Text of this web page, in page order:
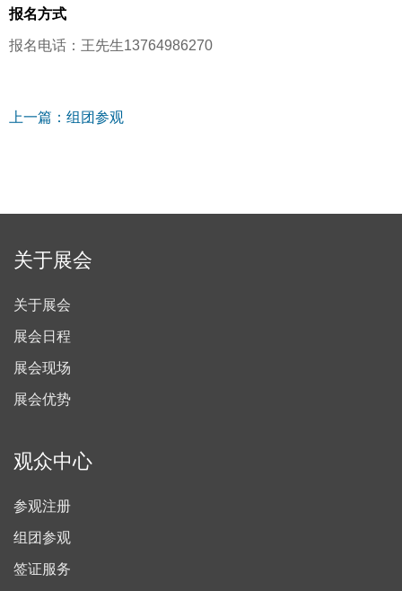
报名方式
报名电话：王先生13764986270
上一篇：组团参观
关于展会
关于展会
展会日程
展会现场
展会优势
观众中心
参观注册
组团参观
签证服务